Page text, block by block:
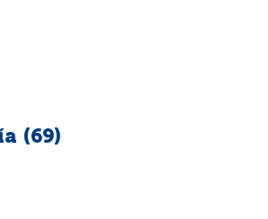
(69)